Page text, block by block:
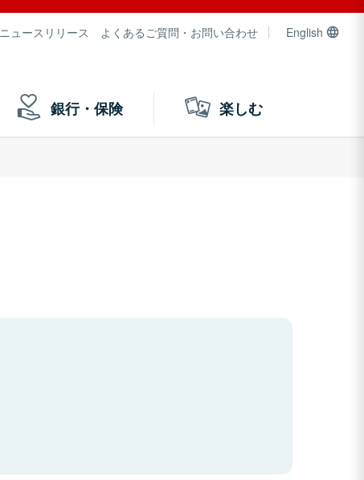
ニュースリリース よくあるご質問・お問い合わせ English
銀行・保険 楽しむ